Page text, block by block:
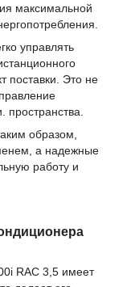
максимальной
управлять
поставки. Это не
образом,
а надежные
работу и
RAC 3,5 имеет